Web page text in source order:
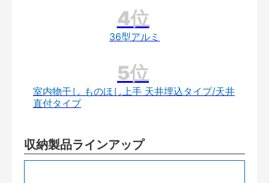
36型アルミ
室内物干し ものほし上手 天井埋込タイプ/天井
直付タイプ
収納製品ラインアップ